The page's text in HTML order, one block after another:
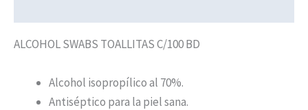
ALCOHOL SWABS TOALLITAS C/100 BD
Alcohol isopropílico al 70%.
Antiséptico para la piel sana.